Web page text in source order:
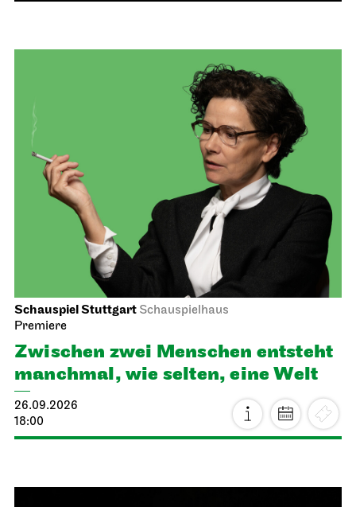
Schauspiel Stuttgart Schauspielhaus
Premiere
Zwischen zwei Menschen ent­steht
manch­mal, wie selten, eine Welt
26.09.2026
18:00